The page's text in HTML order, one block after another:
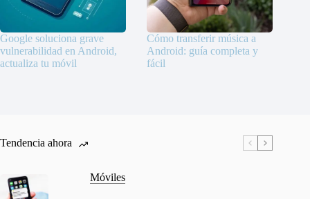
Google soluciona grave
vulnerabilidad en Android,
actualiza tu móvil
Cómo transferir música a
Android: guía completa y
fácil
Tendencia ahora
Móviles